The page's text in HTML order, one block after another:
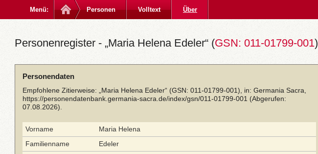
Menü: Personen Volltext Über
Personenregister - „Maria Helena Edeler“ (GSN: 011-01799-001)
Personendaten
Empfohlene Zitierweise: „Maria Helena Edeler“ (GSN: 011-01799-001), in: Germania Sacra,
https://personendatenbank.germania-sacra.de/index/gsn/011-01799-001 (Abgerufen:
07.08.2026).
Vorname
Maria Helena
Familienname
Edeler